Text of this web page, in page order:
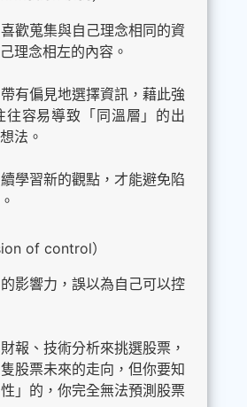
歡蒐集與自己理念相同的資
理念相左的內容。
有偏見地選擇資訊，藉此強
往容易導致「同溫層」的出
法。
學習新的觀點，才能避免陷
of control）
影響力，誤以為自己可以控
報、技術分析來挑選股票，
股票未來的走向，但你要知
」的，你完全無法預測股票